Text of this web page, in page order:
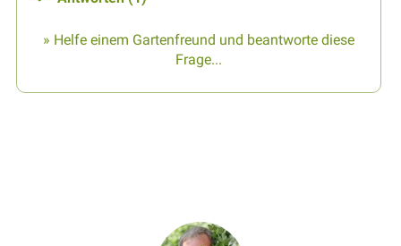
» Helfe einem Gartenfreund und beantworte diese
Frage...